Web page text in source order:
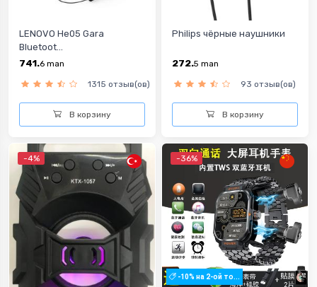
LENOVO He05 Gara
Bluetoot...
741.6 man
1315 отзыв(ов)
В корзину
Philips чёрные наушники
272.5 man
93 отзыв(ов)
В корзину
-4% -36%
-10% на 2-ой то...